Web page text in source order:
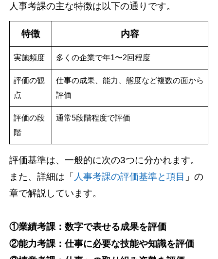
人事考課の主な特徴は以下の通りです。
特徴 内容
実施頻度 多くの企業で年1〜2回程度
評価の観
点
仕事の成果、能力、態度など複数の面から
評価
評価の段
階
通常5段階程度で評価
評価基準は、一般的に次の3つに分かれます。
また、詳細は「 人事考課の評価基準と項目 」の
章で解説しています。
①業績考課：数字で表せる成果を評価
②能力考課：仕事に必要な技能や知識を評価